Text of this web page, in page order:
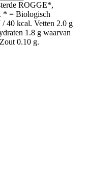
ROGGE*,
* = Biologisch
40 kcal. Vetten 2.0 g
1.8 g waarvan
0.10 g.